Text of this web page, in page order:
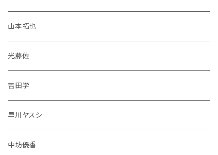
山本拓也
光藤佐
吉田学
早川ヤスシ
中坊優香